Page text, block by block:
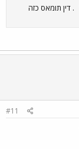
. דין תומאס כזה
#11